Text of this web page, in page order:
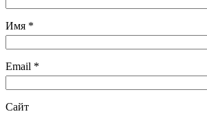
Имя *
Email *
Сайт